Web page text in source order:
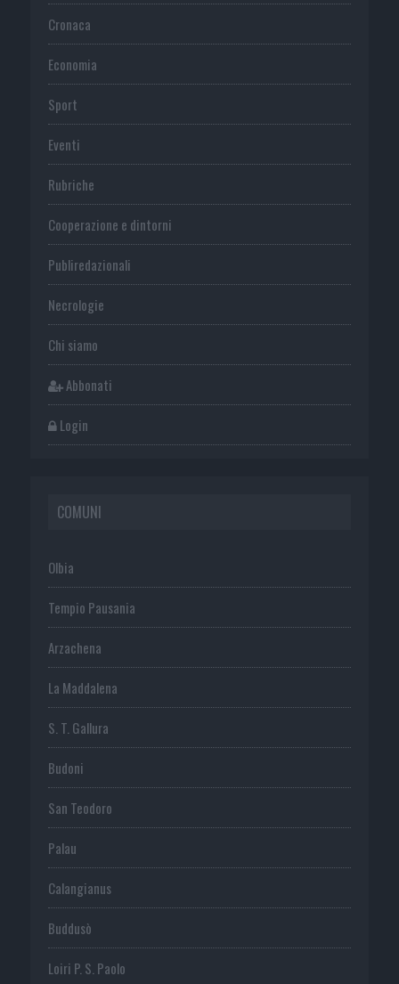
Cronaca
Economia
Sport
Eventi
Rubriche
Cooperazione e dintorni
Publiredazionali
Necrologie
Chi siamo
Abbonati
Login
COMUNI
Olbia
Tempio Pausania
Arzachena
La Maddalena
S. T. Gallura
Budoni
San Teodoro
Palau
Calangianus
Buddusò
Loiri P. S. Paolo